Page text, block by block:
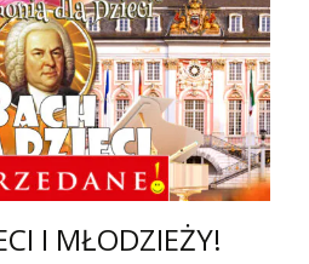
tworzy i
Dzieci Pani Ania
Anna Szarek,
muzycznych festiwali, wybitna
medalem
I MŁODZIEŻY!